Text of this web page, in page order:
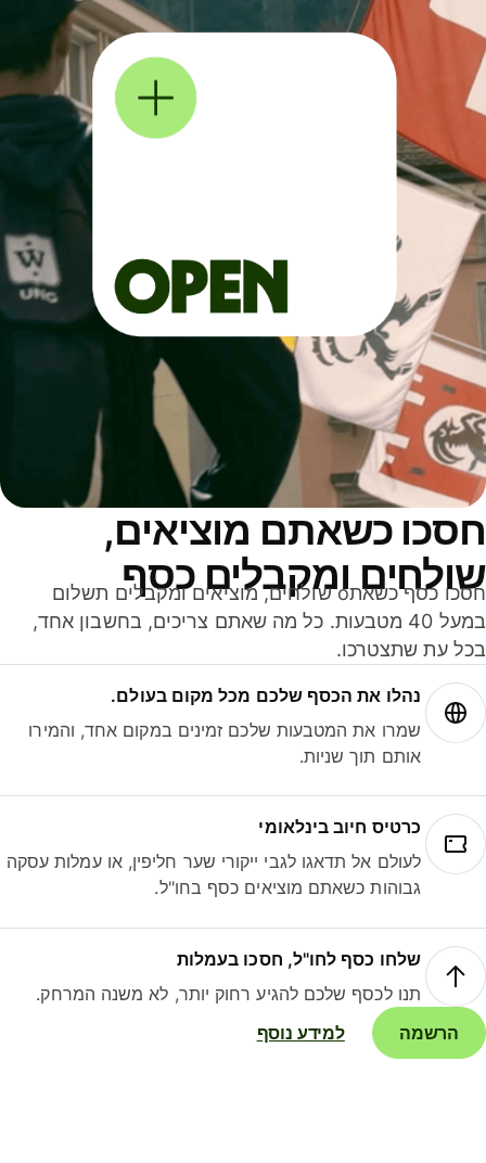
כשאתם מוציאים,
ומקבלים כסף
חסכו כסף כשאתo שולחים, מוציאים ומקבלים תשלום
במעל 40 מטבעות. כל מה שאתם צריכים, בחשבון אחד,
עת שתצטרכו.
נהלו את הכסף שלכם מכל מקום בעולם.
שמרו את המטבעות שלכם זמינים במקום אחד, והמירו
אותם תוך שניות.
כרטיס חיוב בינלאומי
לעולם אל תדאגו לגבי ייקורי שער חליפין, או עמלות עסקה
גבוהות כשאתם מוציאים כסף בחו"ל.
שלחו כסף לחו"ל, חסכו בעמלות
תנו לכסף שלכם להגיע רחוק יותר, לא משנה המרחק.
הרשמה
למידע נוסף